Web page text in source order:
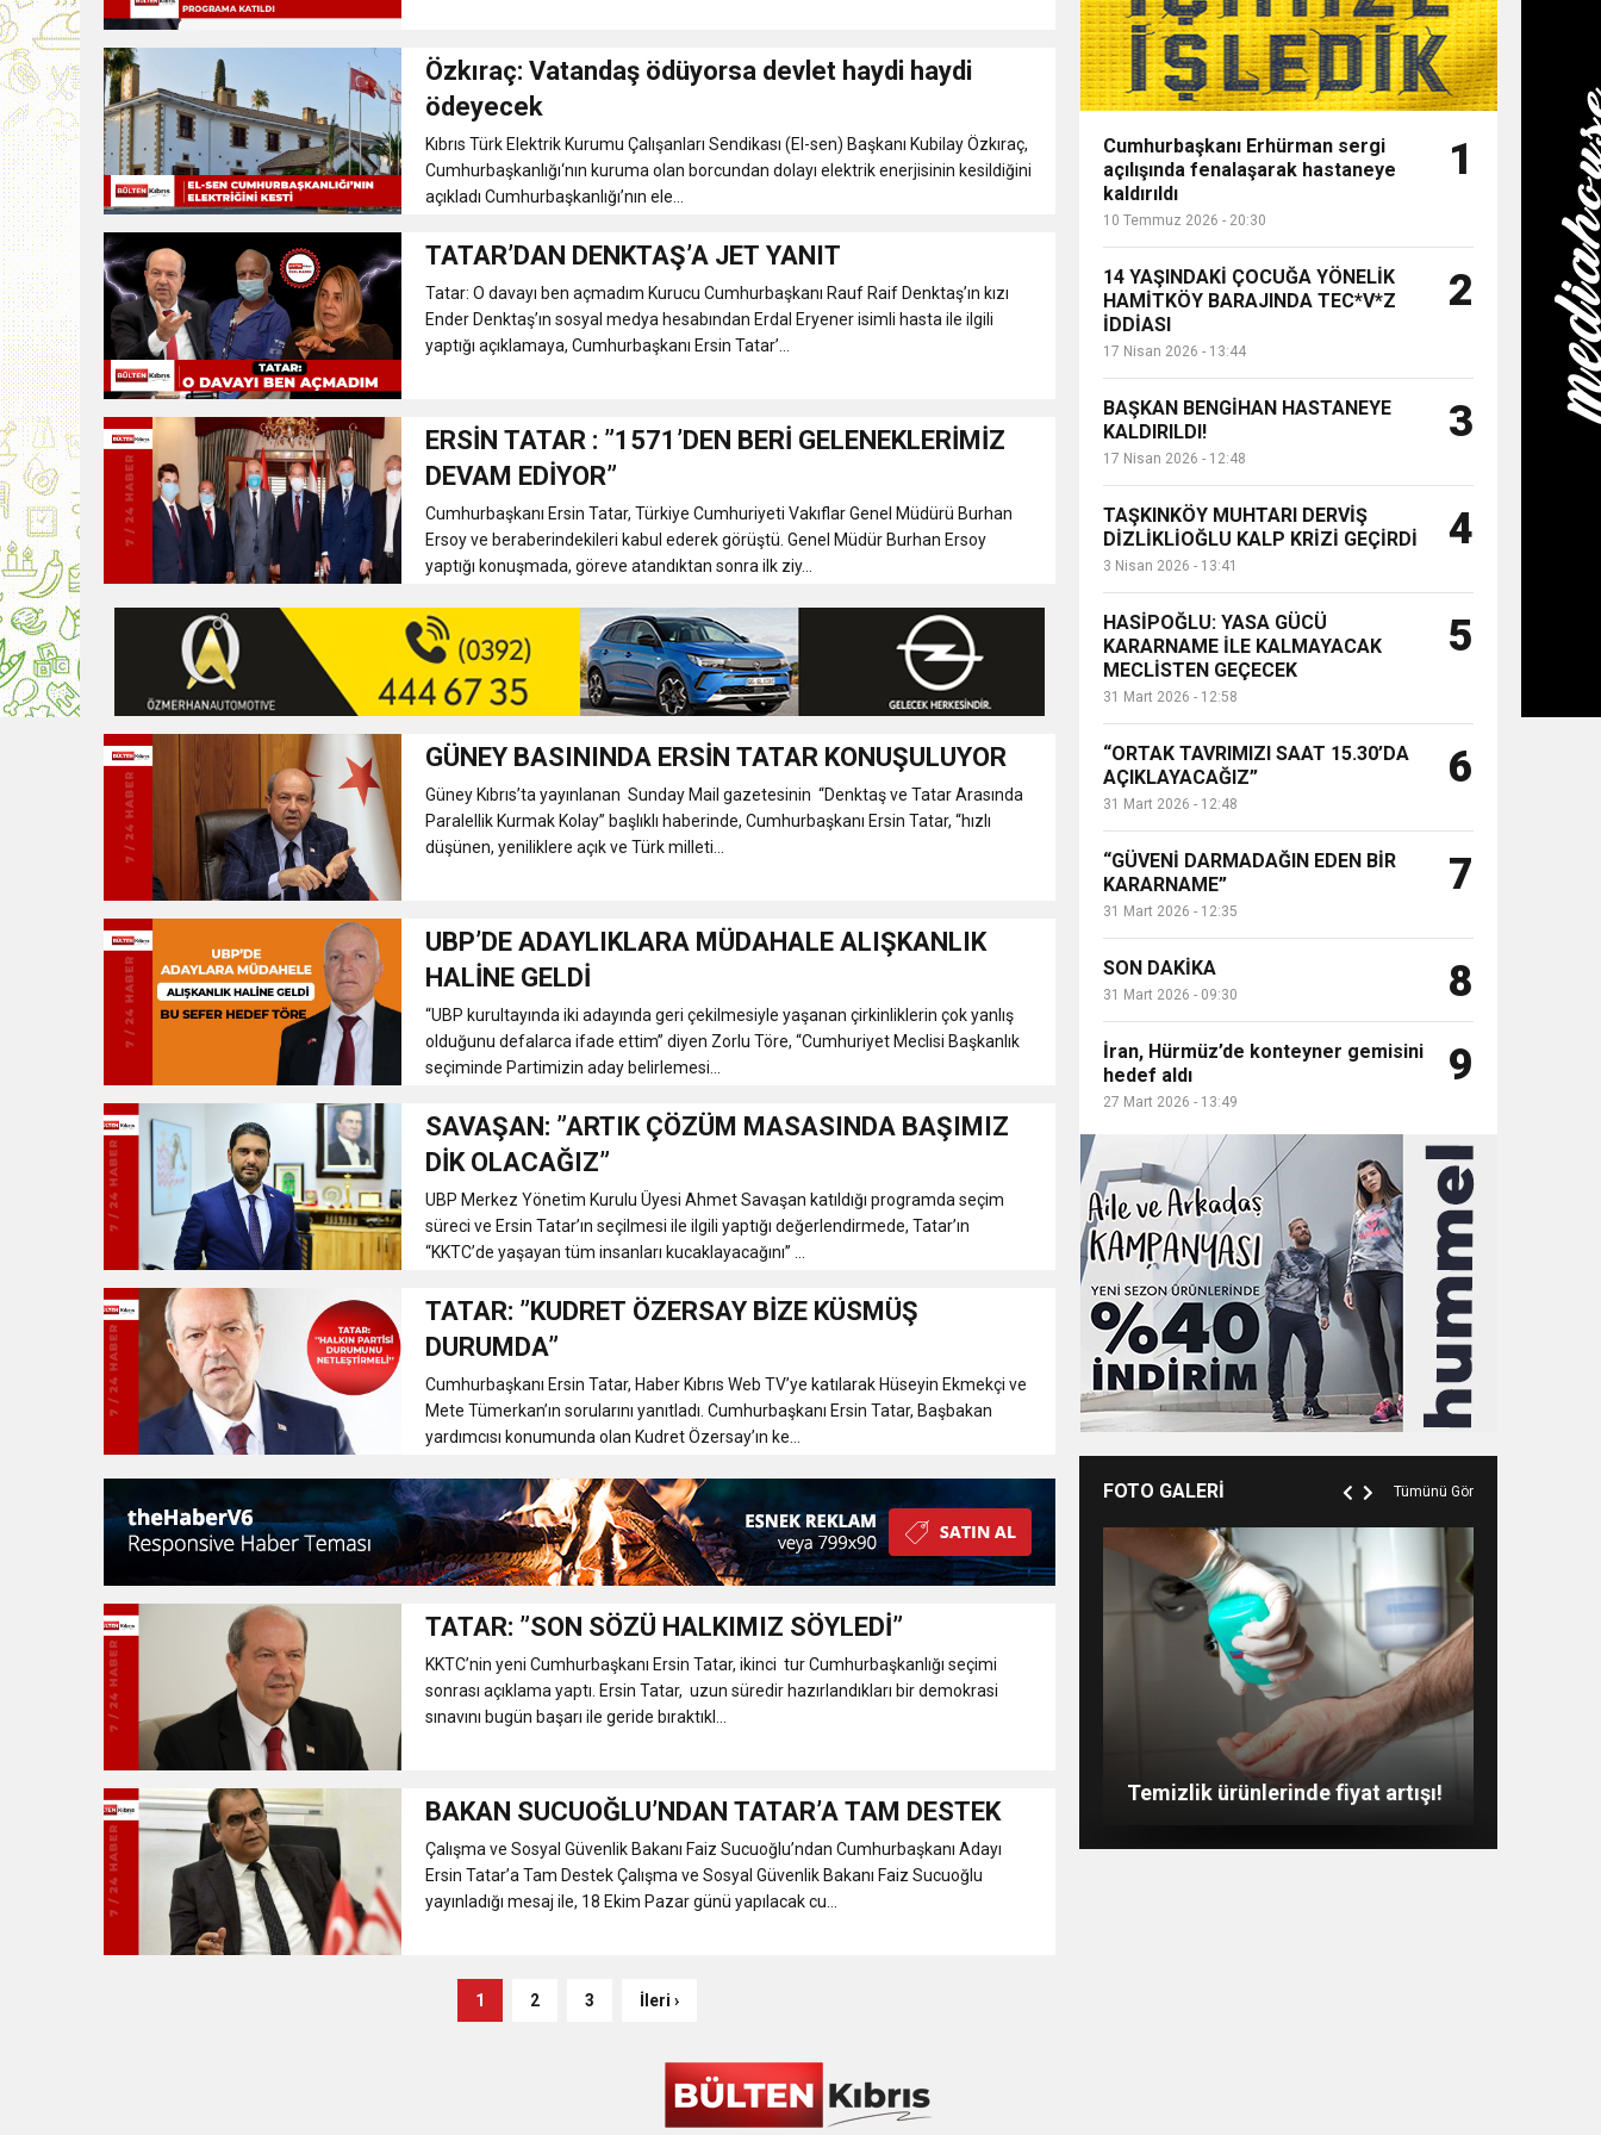
13:49 İran, Hürmüz’de konteyner gemisini hedef aldı
13:42 BEROVA: HAYAT PAHALILIĞI ÖNGÖRÜMÜZ YÜZDE 7.5 İLE 8.5 ARASINDA
20:30 Cumhurbaşkanı Erhürman sergi açılışında fenalaşarak hastaneye kaldırıldı
Özkıraç: Vatandaş ödüyorsa devlet haydi haydi
ödeyecek
Kıbrıs Türk Elektrik Kurumu Çalışanları Sendikası (El-sen) Başkanı Kubilay Özkıraç,
Cumhurbaşkanlığı‘nın kuruma olan borcundan dolayı elektrik enerjisinin kesildiğini
açıkladı Cumhurbaşkanlığı’nın ele...
TATAR’DAN DENKTAŞ’A JET YANIT
Tatar: O davayı ben açmadım Kurucu Cumhurbaşkanı Rauf Raif Denktaş’ın kızı
Ender Denktaş’ın sosyal medya hesabından Erdal Eryener isimli hasta ile ilgili
yaptığı açıklamaya, Cumhurbaşkanı Ersin Tatar’...
ERSİN TATAR : ”1571’DEN BERİ GELENEKLERİMİZ
DEVAM EDİYOR”
Cumhurbaşkanı Ersin Tatar, Türkiye Cumhuriyeti Vakıflar Genel Müdürü Burhan
Ersoy ve beraberindekileri kabul ederek görüştü. Genel Müdür Burhan Ersoy
yaptığı konuşmada, göreve atandıktan sonra ilk ziy...
GÜNEY BASININDA ERSİN TATAR KONUŞULUYOR
Güney Kıbrıs’ta yayınlanan Sunday Mail gazetesinin “Denktaş ve Tatar Arasında
Paralellik Kurmak Kolay” başlıklı haberinde, Cumhurbaşkanı Ersin Tatar, “hızlı
düşünen, yeniliklere açık ve Türk milleti...
UBP’DE ADAYLIKLARA MÜDAHALE ALIŞKANLIK
HALİNE GELDİ
“UBP kurultayında iki adayında geri çekilmesiyle yaşanan çirkinliklerin çok yanlış
olduğunu defalarca ifade ettim” diyen Zorlu Töre, “Cumhuriyet Meclisi Başkanlık
seçiminde Partimizin aday belirlemesi...
SAVAŞAN: ”ARTIK ÇÖZÜM MASASINDA BAŞIMIZ
DİK OLACAĞIZ”
UBP Merkez Yönetim Kurulu Üyesi Ahmet Savaşan katıldığı programda seçim
süreci ve Ersin Tatar’ın seçilmesi ile ilgili yaptığı değerlendirmede, Tatar’ın
“KKTC’de yaşayan tüm insanları kucaklayacağını” ...
TATAR: ”KUDRET ÖZERSAY BİZE KÜSMÜŞ
DURUMDA”
Cumhurbaşkanı Ersin Tatar, Haber Kıbrıs Web TV’ye katılarak Hüseyin Ekmekçi ve
Mete Tümerkan’ın sorularını yanıtladı. Cumhurbaşkanı Ersin Tatar, Başbakan
yardımcısı konumunda olan Kudret Özersay’ın ke...
TATAR: ”SON SÖZÜ HALKIMIZ SÖYLEDİ”
KKTC’nin yeni Cumhurbaşkanı Ersin Tatar, ikinci tur Cumhurbaşkanlığı seçimi
sonrası açıklama yaptı. Ersin Tatar, uzun süredir hazırlandıkları bir demokrasi
sınavını bugün başarı ile geride bıraktıkl...
BAKAN SUCUOĞLU’NDAN TATAR’A TAM DESTEK
Çalışma ve Sosyal Güvenlik Bakanı Faiz Sucuoğlu’ndan Cumhurbaşkanı Adayı
Ersin Tatar’a Tam Destek Çalışma ve Sosyal Güvenlik Bakanı Faiz Sucuoğlu
yayınladığı mesaj ile, 18 Ekim Pazar günü yapılacak cu...
1 2 3 İleri ›
Cumhurbaşkanı Erhürman sergi
açılışında fenalaşarak hastaneye
kaldırıldı
10 Temmuz 2026 - 20:30
1
14 YAŞINDAKİ ÇOCUĞA YÖNELİK
HAMİTKÖY BARAJINDA TEC*V*Z
İDDİASI
17 Nisan 2026 - 13:44
2
BAŞKAN BENGİHAN HASTANEYE
KALDIRILDI!
17 Nisan 2026 - 12:48
3
TAŞKINKÖY MUHTARI DERVİŞ
DİZLİKLİOĞLU KALP KRİZİ GEÇİRDİ
3 Nisan 2026 - 13:41
4
HASİPOĞLU: YASA GÜCÜ
KARARNAME İLE KALMAYACAK
MECLİSTEN GEÇECEK
31 Mart 2026 - 12:58
5
“ORTAK TAVRIMIZI SAAT 15.30’DA
AÇIKLAYACAĞIZ”
31 Mart 2026 - 12:48
6
“GÜVENİ DARMADAĞIN EDEN BİR
KARARNAME”
31 Mart 2026 - 12:35
7
SON DAKİKA
31 Mart 2026 - 09:30 8
İran, Hürmüz’de konteyner gemisini
hedef aldı
27 Mart 2026 - 13:49
9
FOTO GALERİ Tümünü Gör
dünyaca ünlü isimler!
Temizlik ürünlerinde fiyat artışı!
Tanesini 50 TL’ye aldığı el
dezenfektanını 860 TL’ye sattı!
Kim inanır Çapa’da tıp
okuduğuna!